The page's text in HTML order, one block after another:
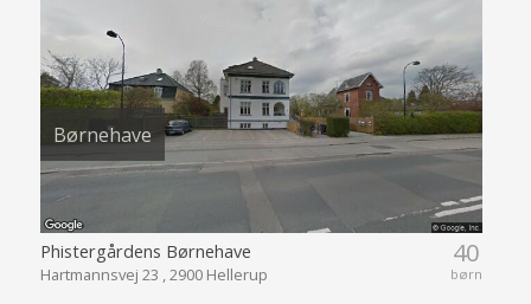
Børnehave
40
børn
Phistergårdens Børnehave
Hartmannsvej 23 , 2900 Hellerup